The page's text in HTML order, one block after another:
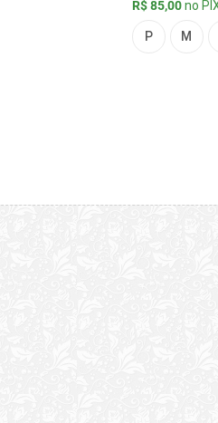
R$ 85,00no
P M